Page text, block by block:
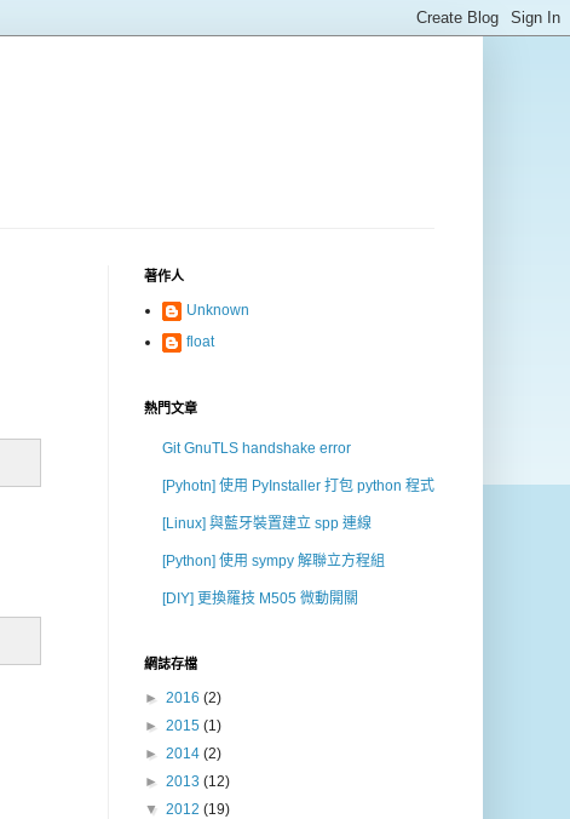
著作人
Unknown
float
熱門文章
Git GnuTLS handshake error
[Pyhotn] 使用 PyInstaller 打包 python 程式
[Linux] 與藍牙裝置建立 spp 連線
[Python] 使用 sympy 解聯立方程組
[DIY] 更換羅技 M505 微動開關
網誌存檔
► 2016 (2)
► 2015 (1)
► 2014 (2)
► 2013 (12)
▼ 2012 (19)